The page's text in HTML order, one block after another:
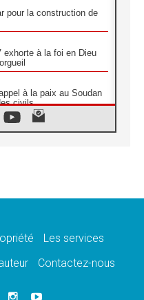
pour la construction de
exhorte à la foi en Dieu
à la paix au Soudan
civils
Abeba du SCEAM sur
sur la mort
le projet Triennal d'art
Les services
Contactez-nous